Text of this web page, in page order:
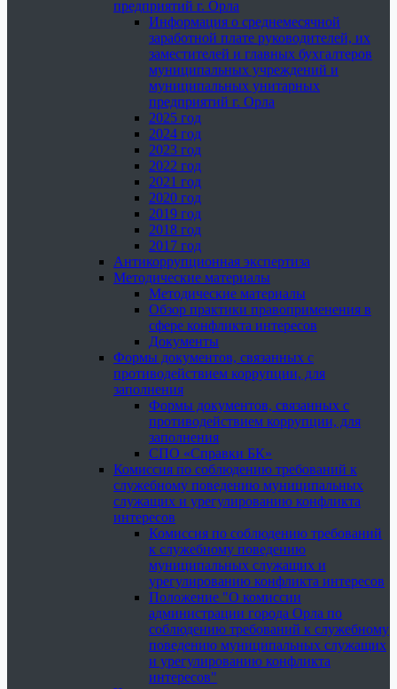
предприятий г. Орла
Информация о среднемесячной
заработной плате руководителей, их
заместителей и главных бухгалтеров
муниципальных учреждений и
муниципальных унитарных
предприятий г. Орла
2025 год
2024 год
2023 год
2022 год
2021 год
2020 год
2019 год
2018 год
2017 год
Антикоррупционная экспертиза
Методические материалы
Методические материалы
Обзор практики правоприменения в
сфере конфликта интересов
Документы
Формы документов, связанных с
противодействием коррупции, для
заполнения
Формы документов, связанных с
противодействием коррупции, для
заполнения
СПО «Справки БК»
Комиссия по соблюдению требований к
служебному поведению муниципальных
служащих и урегулированию конфликта
интересов
Комиссия по соблюдению требований
к служебному поведению
муниципальных служащих и
урегулированию конфликта интересов
Положение "О комиссии
администрации города Орла по
соблюдению требований к служебному
поведению муниципальных служащих
и урегулированию конфликта
интересов"